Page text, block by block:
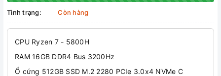
Tình trạng: Còn hàng
CPU Ryzen 7 - 5800H
RAM 16GB DDR4 Bus 3200Hz
Ổ cứng 512GB SSD M.2 2280 PCIe 3.0x4 NVMe C